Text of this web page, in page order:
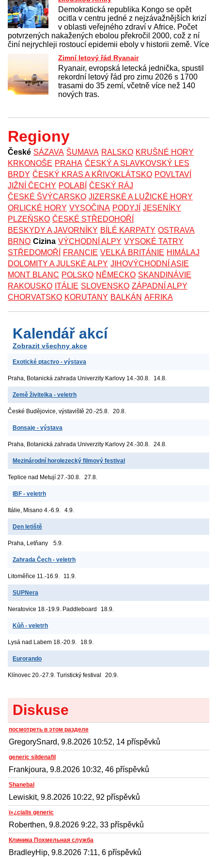
Demokratická republika Kongo se opět
ocitla v centru jedné z nejzávažnějších krizí
v oblasti veřejného zdraví v Africe. Počet
potvrzených nakažených ebolou překročil 2000, což z ní
činí nejrychleji rostoucí epidemii eboly v historii země. Více
Zimní letový řád Ryanair
Ryanair, evropská letecká jednička, spustil
rekordní letový řád pro zimu 2026 s 1700
trasami do 35 zemí, včetně více než 140
nových tras.
Regiony
České SÁZAVA ŠUMAVA RALSKO KRUŠNÉ HORY
KRKONOŠE PRAHA ČESKÝ A SLAVKOVSKÝ LES
BRDY ČESKÝ KRAS A KŘIVOKLÁTSKO POVLTAVÍ
JIŽNÍ ČECHY POLABÍ ČESKÝ RÁJ
ČESKÉ ŠVÝCARSKO JIZERSKÉ A LUŽICKÉ HORY
ORLICKÉ HORY VYSOČINA PODYJÍ JESENÍKY
PLZEŇSKO ČESKÉ STŘEDOHOŘÍ
BESKYDY A JAVORNÍKY BÍLÉ KARPATY OSTRAVA
BRNO Cizina VÝCHODNÍ ALPY VYSOKÉ TATRY
STŘEDOMOŘÍ
FRANCIE VELKÁ BRITÁNIE HIMÁLAJ
DOLOMITY A JULSKÉ ALPY JIHOVÝCHODNÍ ASIE
MONT BLANC POLSKO NĚMECKO SKANDINÁVIE
RAKOUSKO ITÁLIE SLOVENSKO ZÁPADNÍ ALPY
CHORVATSKO KORUTANY BALKÁN AFRIKA
Kalendář akcí
Zobrazit všechny akce
Exotické ptactvo - výstava
Praha, Botanická zahrada Univerzity Karlovy 14.-30.8. 14.8.
Země živitelka - veletrh
České Budějovice, výstaviště 20.-25.8. 20.8.
Bonsaje - výstava
Praha, Botanická zahrada Univerzity Karlovy 24.-30.8. 24.8.
Mezinárodní horolezecký filmový festival
Teplice nad Metují 27.-30.8. 27.8.
IBF - veletrh
Itálie, Misano 4.-6.9. 4.9.
Den letiště
Praha, Letňany 5.9.
Zahrada Čech - veletrh
Litoměřice 11.-16.9. 11.9.
SUPNera
Neratovice 18.-19.9. Paddleboard 18.9.
Kůň - veletrh
Lysá nad Labem 18.-20.9. 18.9.
Eurorando
Klínovec 20.-27.9. Turistický festival 20.9.
Diskuse
посмотреть в этом разделе
GregorySnard, 9.8.2026 10:52, 14 příspěvků
generic sildenafil
Frankjoura, 9.8.2026 10:32, 46 příspěvků
Shanebal
Lewiskit, 9.8.2026 10:22, 92 příspěvků
ï»¿cialis generic
Roberthen, 9.8.2026 9:22, 33 příspěvků
Клиника Похмельная служба
BradleyHip, 9.8.2026 7:11, 6 příspěvků